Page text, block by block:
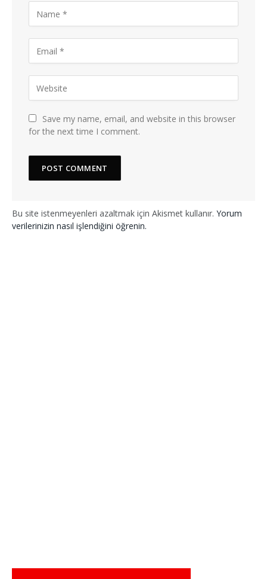
Save my name, email, and website in this browser
for the next time I comment.
Bu site istenmeyenleri azaltmak için Akismet kullanır. Yorum
verilerinizin nasıl işlendiğini öğrenin.